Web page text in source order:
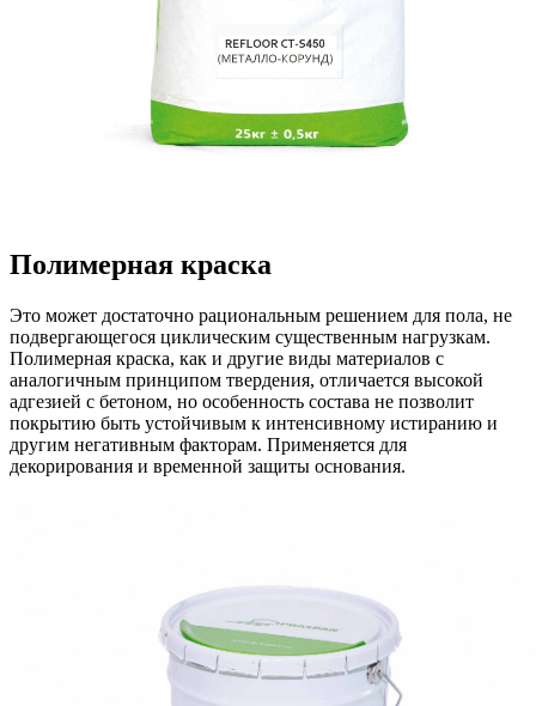
Полимерная краска
Это может достаточно рациональным решением для пола, не
подвергающегося циклическим существенным нагрузкам.
Полимерная краска, как и другие виды материалов с
аналогичным принципом твердения, отличается высокой
адгезией с бетоном, но особенность состава не позволит
покрытию быть устойчивым к интенсивному истиранию и
другим негативным факторам. Применяется для
декорирования и временной защиты основания.